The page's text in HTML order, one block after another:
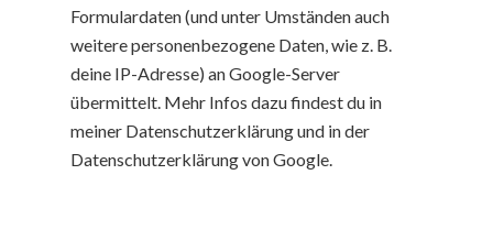
Formulardaten (und unter Umständen auch
weitere personenbezogene Daten, wie z. B.
deine IP-Adresse) an Google-Server
übermittelt. Mehr Infos dazu findest du in
meiner Datenschutzerklärung und in der
Datenschutzerklärung von Google.